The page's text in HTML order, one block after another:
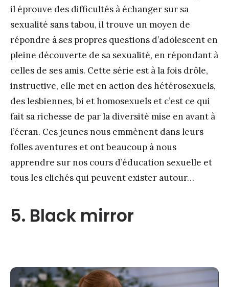
il éprouve des difficultés à échanger sur sa
sexualité sans tabou, il trouve un moyen de
répondre à ses propres questions d’adolescent en
pleine découverte de sa sexualité, en répondant à
celles de ses amis. Cette série est à la fois drôle,
instructive, elle met en action des hétérosexuels,
des lesbiennes, bi et homosexuels et c’est ce qui
fait sa richesse de par la diversité mise en avant à
l’écran. Ces jeunes nous emmènent dans leurs
folles aventures et ont beaucoup à nous
apprendre sur nos cours d’éducation sexuelle et
tous les clichés qui peuvent exister autour…
5. Black mirror